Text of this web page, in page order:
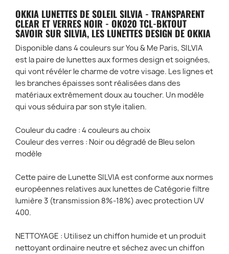
OKKIA LUNETTES DE SOLEIL SILVIA - TRANSPARENT
CLEAR ET VERRES NOIR - OK020 TCL-BKTOUT
SAVOIR SUR SILVIA, LES LUNETTES DESIGN DE OKKIA
Disponible dans 4 couleurs sur You & Me Paris, SILVIA
est la paire de lunettes aux formes design et soignées,
qui vont révéler le charme de votre visage. Les lignes et
les branches épaisses sont réalisées dans des
matériaux extrêmement doux au toucher. Un modèle
qui vous séduira par son style italien.
Couleur du cadre : 4 couleurs au choix
Couleur des verres : Noir ou dégradé de Bleu selon
modèle
Cette paire de Lunette SILVIA est conforme aux normes
européennes relatives aux lunettes de Catégorie filtre
lumière 3 (transmission 8%-18%) avec protection UV
400.
NETTOYAGE : Utilisez un chiffon humide et un produit
nettoyant ordinaire neutre et séchez avec un chiffon